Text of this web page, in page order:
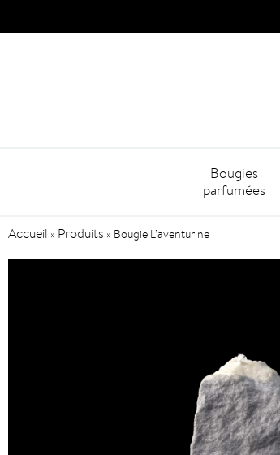
Bougies
parfumées
Accueil » Produits » Bougie L’aventurine